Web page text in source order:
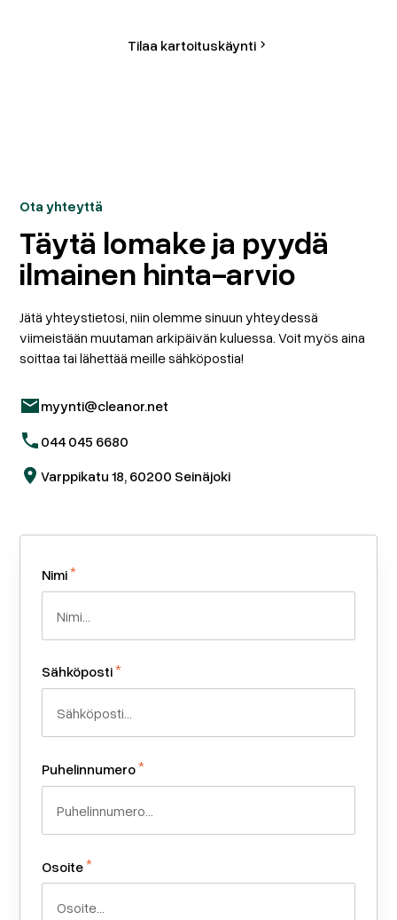
Tilaa kartoituskäynti
Ota yhteyttä
Täytä lomake ja pyydä
ilmainen hinta-arvio
Jätä yhteystietosi, niin olemme sinuun yhteydessä
viimeistään muutaman arkipäivän kuluessa. Voit myös aina
soittaa tai lähettää meille sähköpostia!
myynti@cleanor.net
044 045 6680
Varppikatu 18, 60200 Seinäjoki
Nimi *
Sähköposti *
Puhelinnumero *
Osoite *